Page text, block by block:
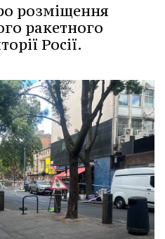
розміщення
ракетного
Росії.